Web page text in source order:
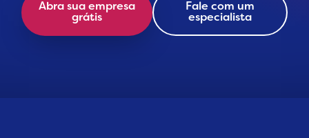
Abra sua empresa
grátis
Fale com um
especialista